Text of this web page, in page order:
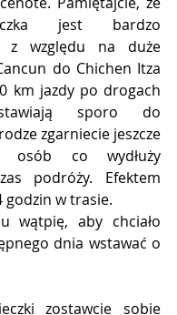
jest bardzo
z względu na duże
do Chichen Itza
km jazdy po drogach
sporo do
zgarniecie jeszcze
osób co wydłuży
podróży. Efektem
godzin w trasie.
wątpię, aby chciało
dnia wstawać o
zostawcie sobie